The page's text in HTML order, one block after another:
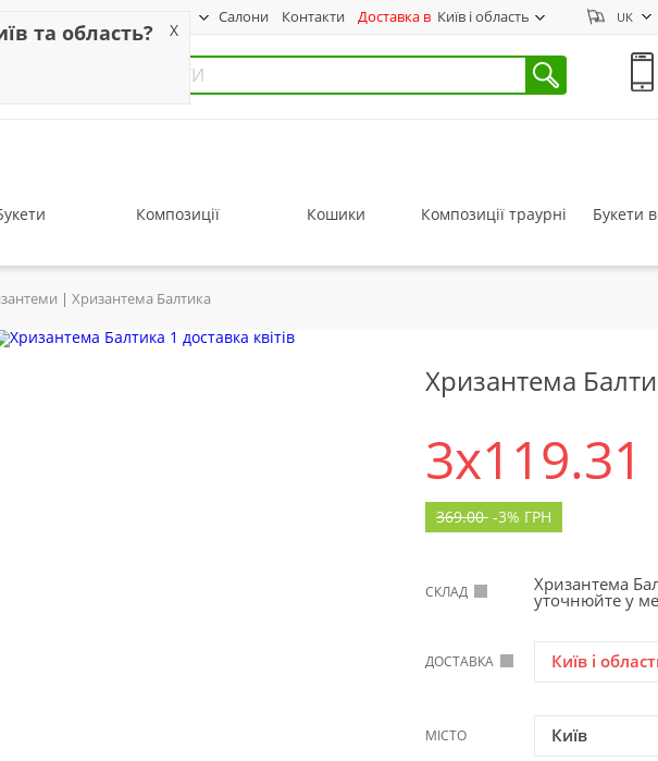
Салони Контакти Доставка в Київ і область UK
Композиції Кошики Композиції траурні Букети
Хризантема Балтика
Хризантема
369.00 -3% ГРН
СКЛАД Хризантема
уточнюйте у
ДОСТАВКА Київ і
МІСТО Київ
та область? X